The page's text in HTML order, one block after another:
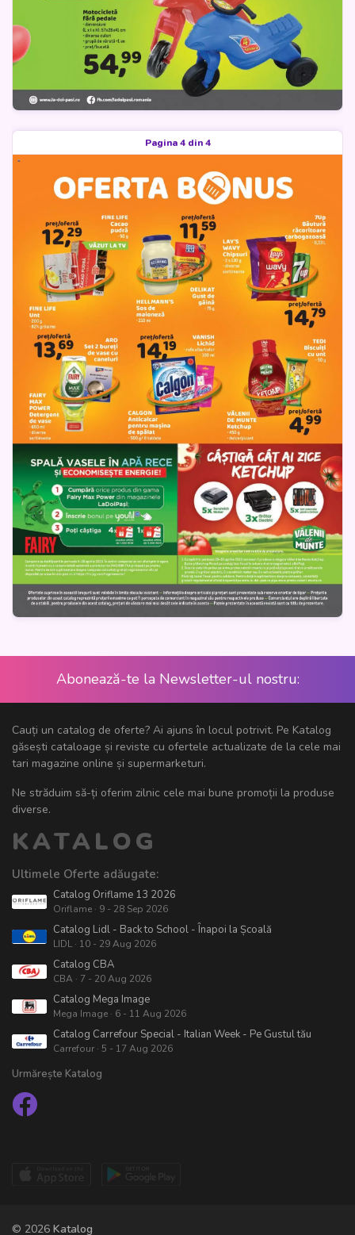
Pagina 4 din 4
Abonează-te la Newsletter-ul nostru:
Cauți un catalog de oferte? Ai ajuns în locul potrivit. Pe Katalog
găsești cataloage și reviste cu ofertele actualizate de la cele mai
tari magazine online și supermarketuri.
Ne străduim să-ți oferim zilnic cele mai bune promoții la produse
diverse.
KATALOG
Ultimele Oferte adăugate:
Catalog Oriflame 13 2026
Oriflame · 9 - 28 Sep 2026
Catalog Lidl - Back to School - Înapoi la Școală
LIDL · 10 - 29 Aug 2026
Catalog CBA
CBA · 7 - 20 Aug 2026
Catalog Mega Image
Mega Image · 6 - 11 Aug 2026
Catalog Carrefour Special - Italian Week - Pe Gustul tău
Carrefour · 5 - 17 Aug 2026
Urmărește Katalog
© 2026 Katalog